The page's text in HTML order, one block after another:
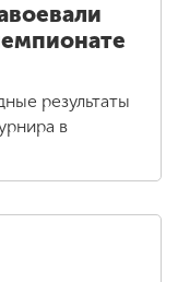
результаты
в